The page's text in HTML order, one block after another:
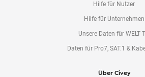
Hilfe für Nutzer
Hilfe für Unternehmen
Unsere Daten für WELT
Daten für Pro7, SAT.1 &
Über Civey